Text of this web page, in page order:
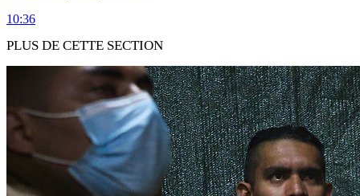
10:36
PLUS DE CETTE SECTION